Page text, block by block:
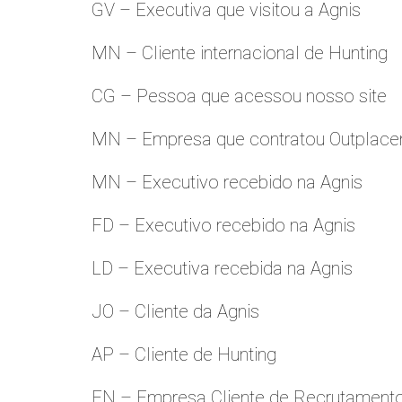
GV – Executiva que visitou a Agnis
MN – Cliente internacional de Hunting
CG – Pessoa que acessou nosso site
MN – Empresa que contratou
MN – Executivo recebido na Agnis
FD – Executivo recebido na Agnis
LD – Executiva recebida na Agnis
JO – Cliente da Agnis
AP – Cliente de Hunting
FN – Empresa Cliente de